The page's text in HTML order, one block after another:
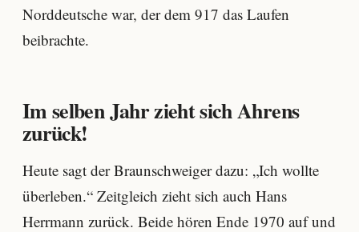
Norddeutsche war, der dem 917 das Laufen
beibrachte.
Im selben Jahr zieht sich Ahrens
zurück!
Heute sagt der Braunschweiger dazu: „Ich wollte
überleben.“ Zeitgleich zieht sich auch Hans
Herrmann zurück. Beide hören Ende 1970 auf und